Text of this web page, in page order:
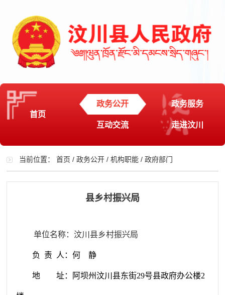
首页
政务公开 政务服务
互动交流 走进汶川
当前位置：首页 /政务公开 /机构职能 /政府部门
县乡村振兴局
单位名称： 汶川县乡村振兴局
负 责 人：何 静
地 址： 阿坝州汶川县东街29号县政府办公楼2